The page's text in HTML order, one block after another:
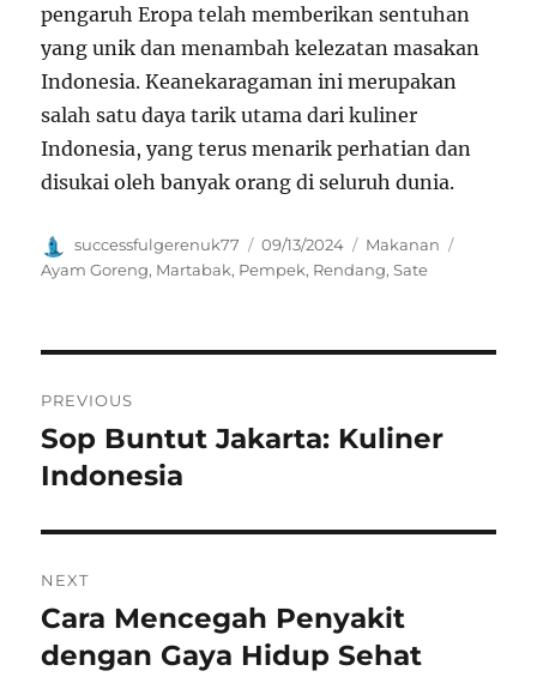
pengaruh Eropa telah memberikan sentuhan
yang unik dan menambah kelezatan masakan
Indonesia. Keanekaragaman ini merupakan
salah satu daya tarik utama dari kuliner
Indonesia, yang terus menarik perhatian dan
disukai oleh banyak orang di seluruh dunia.
Author
successfulgerenuk77
Posted
on
09/13/2024 Categories
Makanan
Ayam Goreng, Martabak, Pempek, Rendang,Sate
pos
PREVIOUS
Previous
post:
Sop Buntut Jakarta: Kuliner
Indonesia
NEXT
Next
post:
Cara Mencegah Penyakit
dengan Gaya Hidup Sehat